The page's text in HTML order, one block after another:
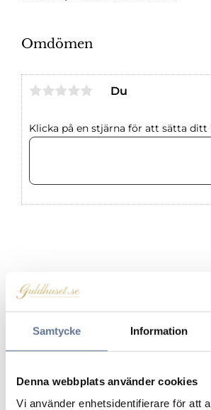
Samtycke Information
Denna webbplats använder cookies
Vi använder enhetsidentifierare för att
Omdömen
Du
Klicka på en stjärna för att sätta ditt
Produkter från samma